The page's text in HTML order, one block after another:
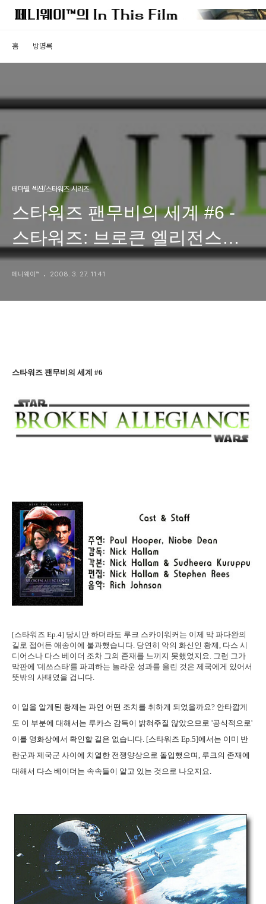
홈 방명록
테마별 섹션/스타워즈 시리즈
스타워즈 팬무비의 세계 #6 -
스타워즈: 브로큰 엘리전스
(Broken Allegiance)
페니웨이™ 2008. 3. 27. 11:41
스타워즈 팬무비의 세계 #6
[스타워즈 Ep.4] 당시만 하더라도 루크 스카이워커는 이제 막 파다완의
길로 접어든 애송이에 불과했습니다. 당연히 악의 화신인 황제, 다스 시
디어스나 다스 베이더 조차 그의 존재를 느끼지 못했었지요. 그런 그가
막판에 '데쓰스타'를 파괴하는 놀라운 성과를 올린 것은 제국에게 있어서
뜻밖의 사태였을 겁니다.
이 일을 알게된 황제는 과연 어떤 조치를 취하게 되었을까요? 안타깝게
도 이 부분에 대해서는 루카스 감독이 밝혀주질 않았으므로 '공식적으로'
이를 영화상에서 확인할 길은 없습니다. [스타워즈 Ep.5]에서는 이미 반
란군과 제국군 사이에 치열한 전쟁양상으로 돌입했으며, 루크의 존재에
대해서 다스 베이더는 속속들이 알고 있는 것으로 나오지요.